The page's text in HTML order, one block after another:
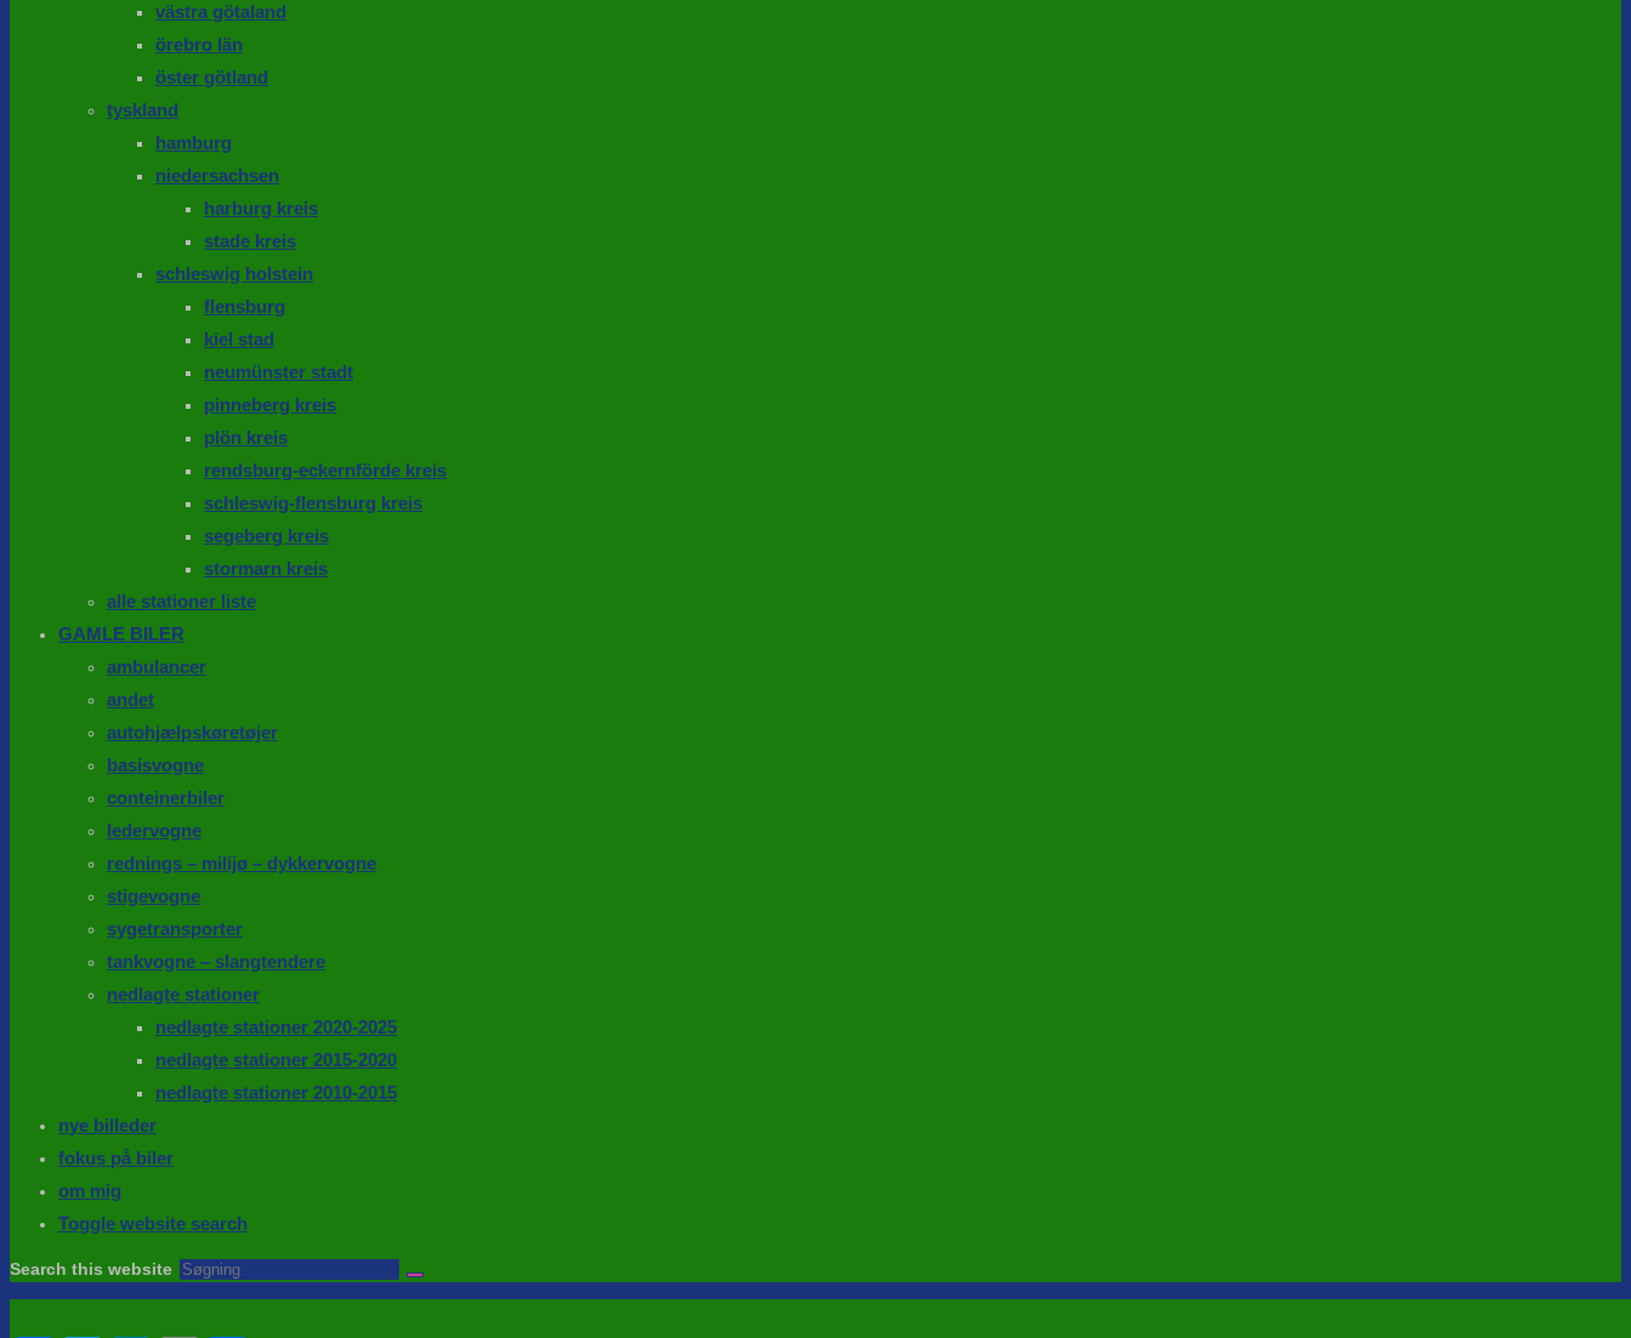
västra götaland
örebro län
öster götland
tyskland
hamburg
niedersachsen
harburg kreis
stade kreis
schleswig holstein
flensburg
kiel stad
neumünster stadt
pinneberg kreis
plön kreis
rendsburg-eckernförde kreis
schleswig-flensburg kreis
segeberg kreis
stormarn kreis
alle stationer liste
GAMLE BILER
ambulancer
andet
autohjælpskøretøjer
basisvogne
conteinerbiler
ledervogne
rednings – milijø – dykkervogne
stigevogne
sygetransporter
tankvogne – slangtendere
nedlagte stationer
nedlagte stationer 2020-2025
nedlagte stationer 2015-2020
nedlagte stationer 2010-2015
nye billeder
fokus på biler
om mig
Toggle website search
Search this website